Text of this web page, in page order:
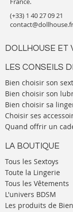
(+33) 1 40 27 09 21
contact@dollhouse.fr
DOLLHOUSE ET
LES CONSEILS
Bien choisir son
Bien choisir son
Bien choisir sa
Choisir ses
Quand offrir un
LA BOUTIQUE
Tous les Sextoys
Toute la Lingerie
Tous les Vêtements
L'univers BDSM
Les produits de